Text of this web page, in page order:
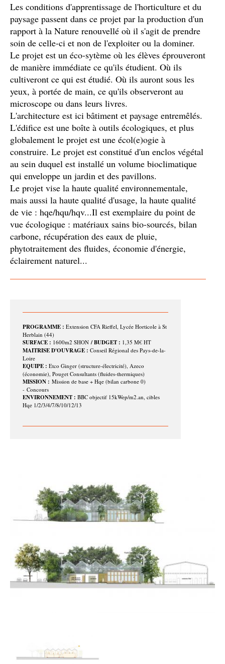
Les conditions d'apprentissage de l'horticulture et du
paysage passent dans ce projet par la production d'un
rapport à la Nature renouvellé où il s'agit de prendre
soin de celle-ci et non de l'exploiter ou la dominer.
Le projet est un éco-sytème où les élèves éprouveront
de manière immédiate ce qu'ils étudient. Où ils
cultiveront ce qui est étudié. Où ils auront sous les
yeux, à portée de main, ce qu'ils observeront au
microscope ou dans leurs livres.
L'architecture est ici bâtiment et paysage entremêlés.
L'édifice est une boîte à outils écologiques, et plus
globalement le projet est une écol(e)ogie à
construire. Le projet est constitué d'un enclos végétal
au sein duquel est installé un volume bioclimatique
qui enveloppe un jardin et des pavillons.
Le projet vise la haute qualité environnementale,
mais aussi la haute qualité d'usage, la haute qualité
de vie : hqe/hqu/hqv...Il est exemplaire du point de
vue écologique : matériaux sains bio-sourcés, bilan
carbone, récupération des eaux de pluie,
phytotraitement des fluides, économie d'énergie,
éclairement naturel...
PROGRAMME : Extension CFA Rieffel, Lycée Horticole à St
Herblain (44)
SURFACE : 1600m2 SHON/ BUDGET : 1,35 M€ HT
MAITRISE D'OUVRAGE : Conseil Régional des Pays-de-la-
Loire
EQUIPE : Etco Ginger (structure-électricité), Azeco
(économie), Pouget Consultants (fluides-thermiques)
MISSION : Mission de base + Hqe (bilan carbone 0)
- Concours
ENVIRONNEMENT : BBC objectif 15kWep/m2.an, cibles
Hqe 1/2/3/4/7/8/10/12/13